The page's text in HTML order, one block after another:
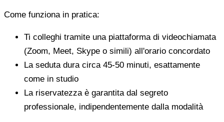
Come funziona in pratica:
Ti colleghi tramite una piattaforma di videochiamata
(Zoom, Meet, Skype o simili) all'orario concordato
La seduta dura circa 45-50 minuti, esattamente
come in studio
La riservatezza è garantita dal segreto
professionale, indipendentemente dalla modalità